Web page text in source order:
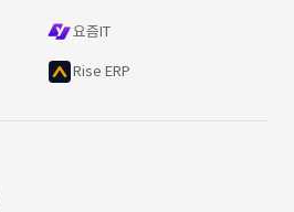
요즘IT
Rise ERP